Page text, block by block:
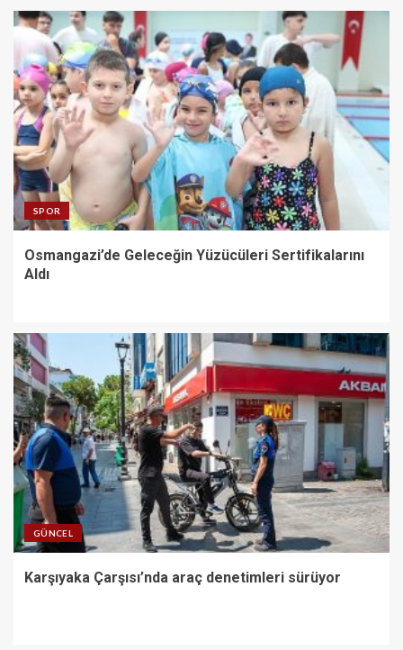
SPOR
Osmangazi’de Geleceğin Yüzücüleri Sertifikalarını
Aldı
GÜNCEL
Karşıyaka Çarşısı’nda araç denetimleri sürüyor